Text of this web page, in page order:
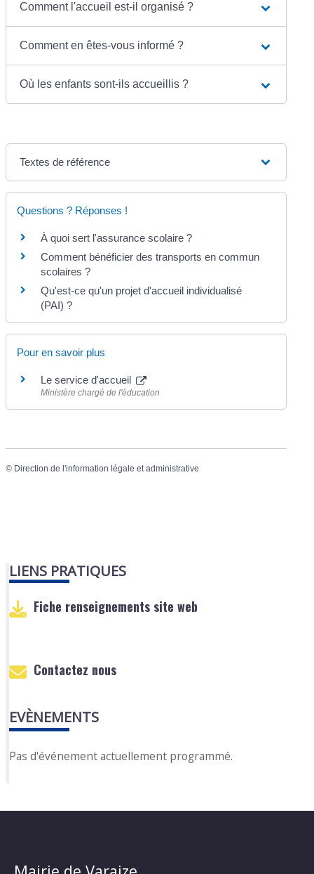
Comment l'accueil est-il organisé ?
Comment en êtes-vous informé ?
Où les enfants sont-ils accueillis ?
Textes de référence
Questions ? Réponses !
À quoi sert l'assurance scolaire ?
Comment bénéficier des transports en commun
scolaires ?
Qu'est-ce qu'un projet d'accueil individualisé
(PAI) ?
Pour en savoir plus
Le service d'accueil
Ministère chargé de l'éducation
© Direction de l'information légale et administrative
LIENS PRATIQUES
Fiche renseignements site web
Contactez nous
EVÈNEMENTS
Pas d'événement actuellement programmé.